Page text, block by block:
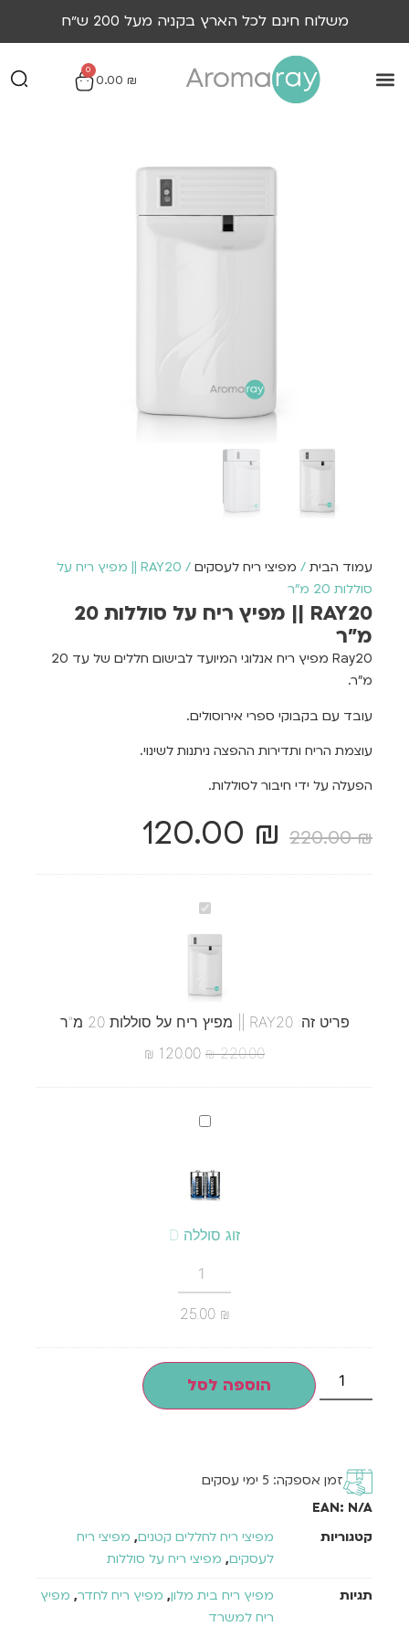
משלוח חינם לכל הארץ בקניה מעל 200 ש״ח
0.00 ₪
0
עמוד הבית / מפיצי ריח לעסקים
/ RAY20 || מפיץ ריח על
סוללות 20 מ"ר
RAY20 || מפיץ ריח על סוללות 20
מ"ר
Ray20 מפיץ ריח אנלוגי המיועד לבישום חללים של עד 20
מ"ר.
עובד עם בקבוקי ספרי אירוסולים.
עוצמת הריח ותדירות ההפצה ניתנות לשינוי.
הפעלה על ידי חיבור לסוללות.
220.00₪
120.00 ₪
RAY20
||
מפיץ
ריח
20
פריט זה: RAY20 || מפיץ ריח על סוללות 20 מ"ר
220.00
₪
120.00
₪
זוג
סוללה
זוג סוללה D
25.00 ₪
הוספה לסל
זמן אספקה: 5 ימי עסקים
EAN: N/A
קטגוריות
מפיצי ריח לחללים קטנים, מפיצי ריח
לעסקים, מפיצי ריח על סוללות
תגיות מפיץ ריח בית מלון, מפיץ ריח לחדר, מפיץ
ריח למשרד